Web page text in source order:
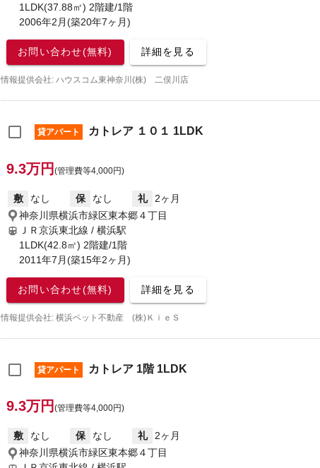
1LDK(37.88㎡) 2階建/1階
2006年2月(築20年7ヶ月)
お問い合わせ(無料) 詳細を見る
情報提供会社: ハウスコム東神奈川(株) 二俣川店
貸アパート カトレア １０１ 1LDK
9.3万円 (管理費等4,000円)
敷 なし 保 なし 礼
2ヶ月
神奈川県横浜市緑区東本郷４丁目
ＪＲ京浜東北線 / 横浜駅
1LDK(42.8㎡) 2階建/1階
2011年7月(築15年2ヶ月)
お問い合わせ(無料) 詳細を見る
情報提供会社: 横浜ペット不動産 (株)ＫｉｅＳ
貸アパート カトレア 1階 1LDK
9.3万円 (管理費等4,000円)
敷 なし 保 なし 礼
2ヶ月
神奈川県横浜市緑区東本郷４丁目